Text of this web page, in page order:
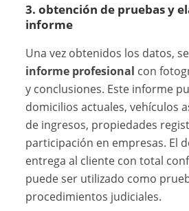
3. obtención de pruebas y
informe
Una vez obtenidos los datos,
informe profesional con
y conclusiones. Este informe
domicilios actuales, vehículos
de ingresos, propiedades
participación en empresas. El
entrega al cliente con total
puede ser utilizado como
procedimientos judiciales.